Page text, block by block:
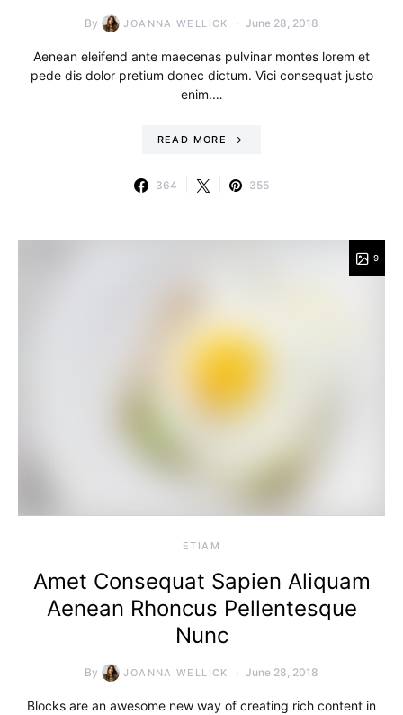
By JOANNA WELLICK June 28, 2018
Aenean eleifend ante maecenas pulvinar montes lorem et
pede dis dolor pretium donec dictum. Vici consequat justo
enim.…
READ MORE
364 355
9
ETIAM
Amet Consequat Sapien Aliquam
Aenean Rhoncus Pellentesque
Nunc
By JOANNA WELLICK June 28, 2018
Blocks are an awesome new way of creating rich content in